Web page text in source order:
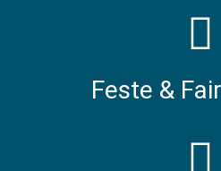
Feste &